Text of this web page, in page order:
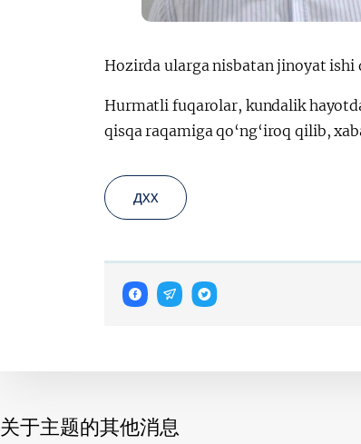
Hozirda ularga nisbatan jinoyat
Hurmatli fuqarolar, kundalik
qisqa raqamiga qo‘ng‘iroq qilib,
ДХХ
关于主题的其他消息